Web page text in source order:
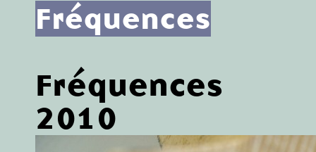
Fréquences
Fréquences
2010